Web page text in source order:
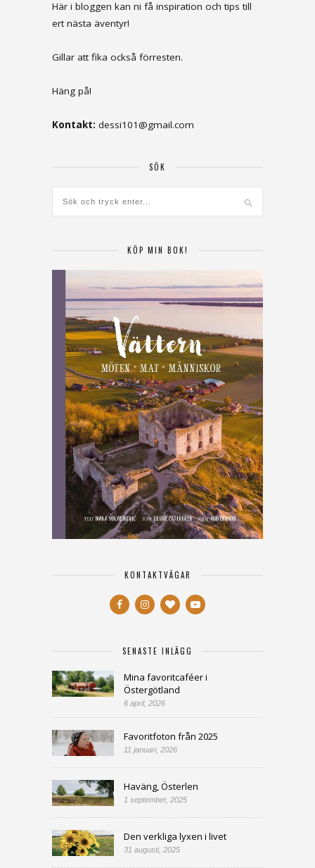
Här i bloggen kan ni få inspiration och tips till
ert nästa äventyr!
Gillar att fika också förresten.
Häng på!
Kontakt: dessi101@gmail.com
SÖK
KÖP MIN BOK!
KONTAKTVÄGAR
SENASTE INLÄGG
Mina favoritcaféer i
Östergötland
6 april, 2026
Favoritfoton från 2025
11 januari, 2026
Haväng, Österlen
1 september, 2025
Den verkliga lyxen i livet
31 augusti, 2025